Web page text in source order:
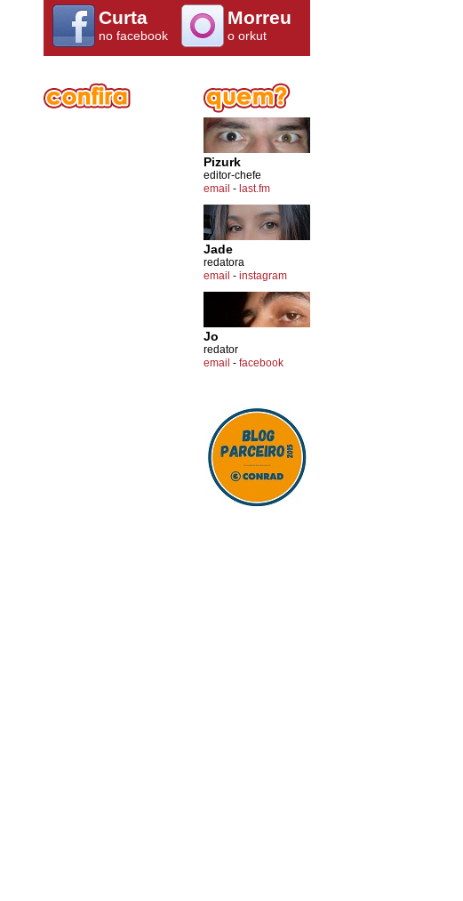
Curta
no facebook
Morreu
o orkut
Pizurk
editor-chefe
email - last.fm
Jade
redatora
email - instagram
Jo
redator
email - facebook